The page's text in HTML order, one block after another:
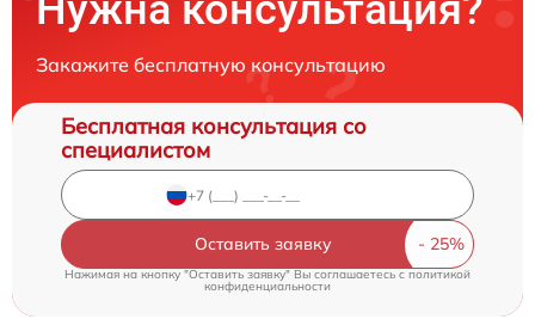
Закажите бесплатную консультацию
Бесплатная консультация со
специалистом
Оставить заявку
Нажимая на кнопку "Оставить заявку" Вы соглашаетесь cполитикой
конфиденциальности